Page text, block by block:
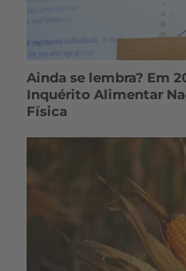
Ainda se lembra? Em
Inquérito Alimentar
Física